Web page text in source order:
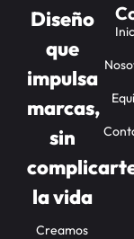
Diseño
que
impulsa
marcas,
sin
la vida
Creamos